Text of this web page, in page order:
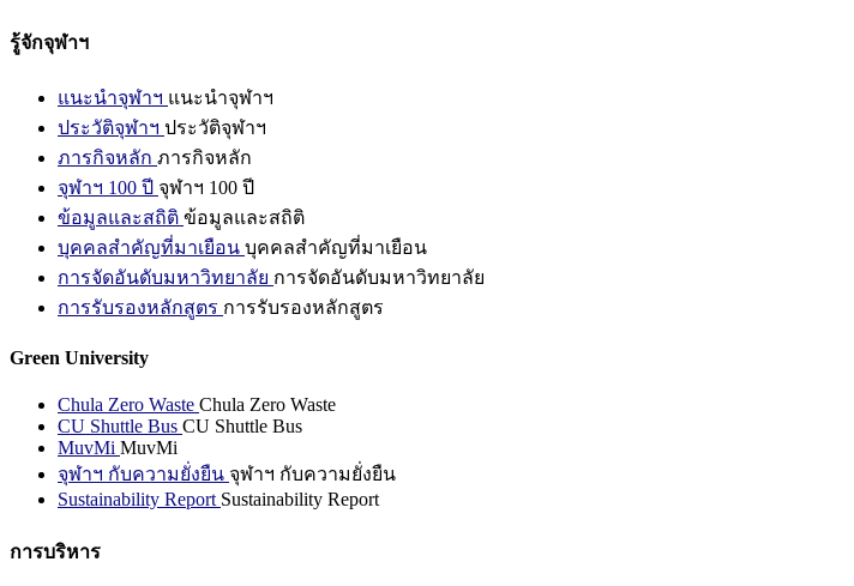
รู้จักจุฬาฯ
แนะนำจุฬาฯ แนะนำจุฬาฯ
ประวัติจุฬาฯ ประวัติจุฬาฯ
ภารกิจหลัก ภารกิจหลัก
จุฬาฯ 100 ปี จุฬาฯ 100 ปี
ข้อมูลและสถิติ ข้อมูลและสถิติ
บุคคลสำคัญที่มาเยือน บุคคลสำคัญที่มาเยือน
การจัดอันดับมหาวิทยาลัย การจัดอันดับมหาวิทยาลัย
การรับรองหลักสูตร การรับรองหลักสูตร
Green University
Chula Zero Waste Chula Zero Waste
CU Shuttle Bus CU Shuttle Bus
MuvMi MuvMi
จุฬาฯ กับความยั่งยืน จุฬาฯ กับความยั่งยืน
Sustainability Report Sustainability Report
การบริหาร